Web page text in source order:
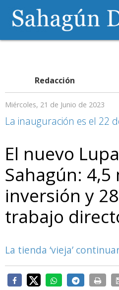
Redacción
Miércoles, 21 de Junio de 2023
La inauguración es el 22
El nuevo
Sahagún:
inversión y
trabajo
La tienda ‘vieja’